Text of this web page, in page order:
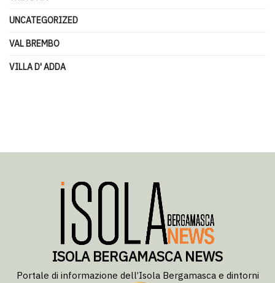
UNCATEGORIZED
VAL BREMBO
VILLA D' ADDA
ISOLA BERGAMASCA NEWS
Portale di informazione dell’Isola Bergamasca e dintorni